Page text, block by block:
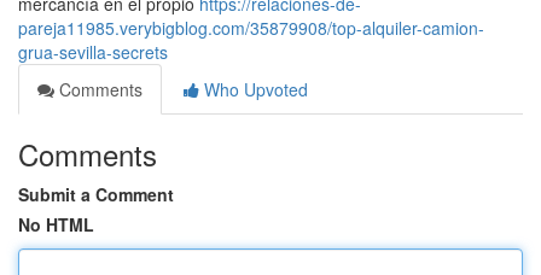
pareja11985.verybigblog.com/35879908/top-alquiler-camion-
grua-sevilla-secrets
Comments
Who Upvoted
Comments
Submit a Comment
No HTML